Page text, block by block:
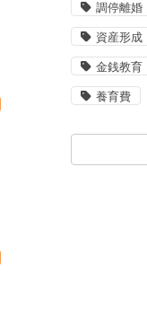
調停離婚
資産形成
金銭教育
養育費